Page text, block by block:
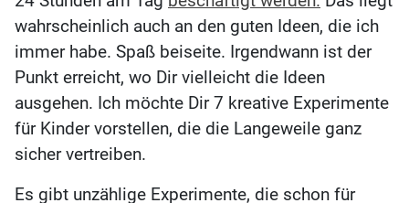
wahrscheinlich auch an den guten Ideen, die ich
immer habe. Spaß beiseite. Irgendwann ist der
Punkt erreicht, wo Dir vielleicht die Ideen
ausgehen. Ich möchte Dir 7 kreative Experimente
für Kinder vorstellen, die die Langeweile ganz
sicher vertreiben.
Es gibt unzählige Experimente, die schon für